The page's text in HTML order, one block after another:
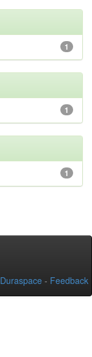
1
1
1
Duraspace - Feedback